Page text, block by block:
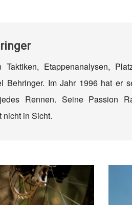
Etappenanalysen,
Behringer. Im Jahr 1996 hat er
Rennen. Seine Passion
nicht in Sicht.